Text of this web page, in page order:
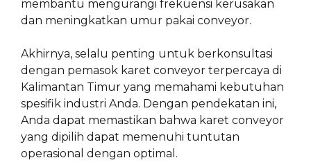
membantu mengurangi frekuensi kerusakan
dan meningkatkan umur pakai conveyor.
Akhirnya, selalu penting untuk berkonsultasi
dengan pemasok karet conveyor terpercaya di
Kalimantan Timur yang memahami kebutuhan
spesifik industri Anda. Dengan pendekatan ini,
Anda dapat memastikan bahwa karet conveyor
yang dipilih dapat memenuhi tuntutan
operasional dengan optimal.